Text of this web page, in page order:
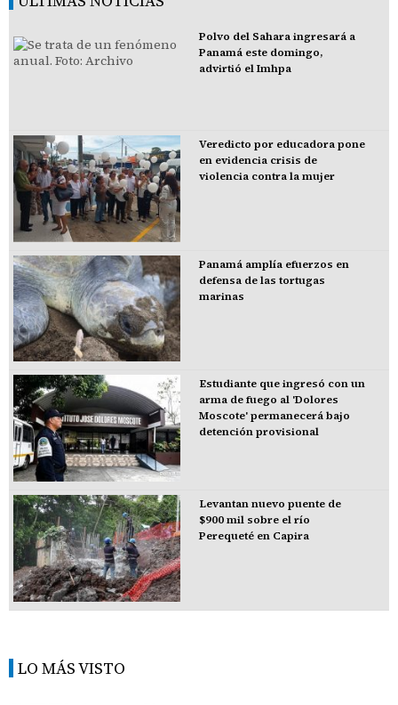
Polvo del Sahara ingresará a
Panamá este domingo,
advirtió el Imhpa
Veredicto por educadora pone
en evidencia crisis de
violencia contra la mujer
Panamá amplía efuerzos en
defensa de las tortugas
marinas
Estudiante que ingresó con un
arma de fuego al 'Dolores
Moscote' permanecerá bajo
detención provisional
Levantan nuevo puente de
$900 mil sobre el río
Perequeté en Capira
LO MÁS VISTO